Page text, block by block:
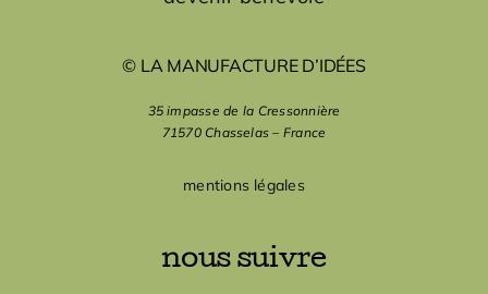
© LA MANUFACTURE D’IDÉES
35 impasse de la Cressonnière
71570 Chasselas – France
mentions légales
nous suivre